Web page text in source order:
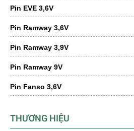
Pin EVE 3,6V
Pin Ramway 3,6V
Pin Ramway 3,9V
Pin Ramway 9V
Pin Fanso 3,6V
THƯƠNG HIỆU